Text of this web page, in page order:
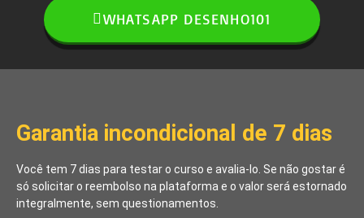
WHATSAPP DESENHO101
Garantia incondicional de 7 dias
Você tem 7 dias para testar o curso e avalia-lo. Se não gostaré
só solicitar o reembolso na plataforma e o valor será estornado
integralmente, sem questionamentos.